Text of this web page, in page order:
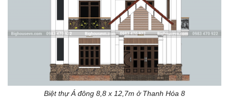
Biệt thự Á đông 8,8 x 12,7m ở Thanh Hóa 8